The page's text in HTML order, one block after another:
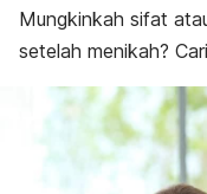
Mungkinkah sifat
setelah menikah?